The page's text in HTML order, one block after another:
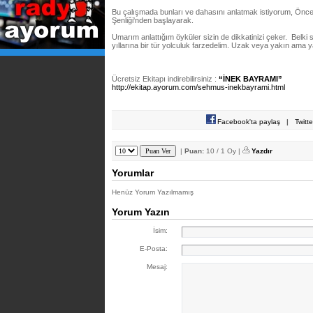
Bu çalışmada bunları ve dahasını anlatmak istiyorum,
Şenliği'nden başlayarak.
Umarım anlattığım öyküler sizin de dikkatinizi çeker. Belki
yıllarına bir tür yolculuk farzedelim. Uzak veya yakın ama
Ücretsiz Ekitapı indirebilirsiniz : “İNEK BAYRAMI”
http://ekitap.ayorum.com/sehmus-inekbayrami.html
Facebook'ta paylaş |
| Puan: 10 / 1 Oy | Yazdır
Yorumlar
Henüz Yorum Yazılmamış
Yorum Yazın
İsim:
E-Posta:
Mesaj: